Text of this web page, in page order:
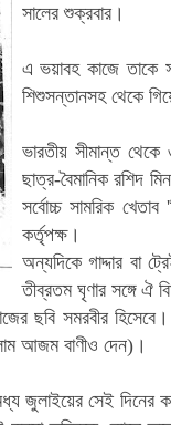
সালের শুক্রবার।
এ ভয়াবহ কাজে তাকে
শিশুসন্তানসহ থেকে
ভারতীয় সীমান্ত
ছাত্র-বৈমানিক রশিদ
সর্বোচ্চ সামরিক খেতাব
কর্তৃপক্ষ।
অন্যদিকে গাদ্দার বা
তীব্রতম ঘৃণার সঙ্গে ঐ
ছবি সমরবীর
আজম বাণীও দেন)।
জুলাইয়ের সেই